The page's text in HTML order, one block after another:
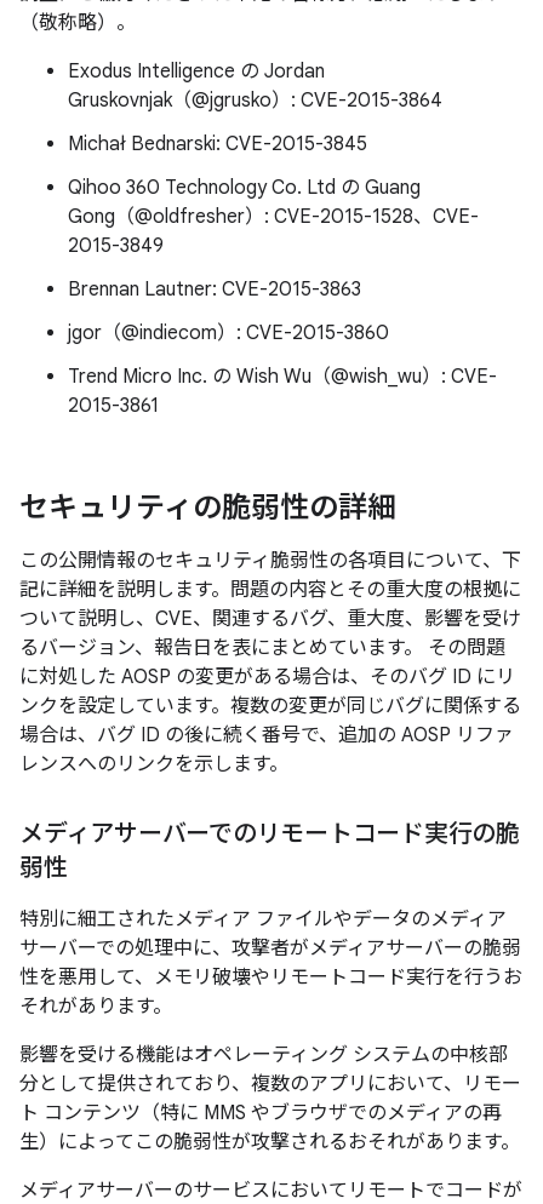
（敬称略）。
Exodus Intelligence の Jordan
Gruskovnjak（@jgrusko）: CVE-2015-3864
Michał Bednarski: CVE-2015-3845
Qihoo 360 Technology Co. Ltd の Guang
Gong（@oldfresher）: CVE-2015-1528、CVE-
2015-3849
Brennan Lautner: CVE-2015-3863
jgor（@indiecom）: CVE-2015-3860
Trend Micro Inc. の Wish Wu（@wish_wu）: CVE-
2015-3861
セキュリティの脆弱性の詳細
この公開情報のセキュリティ脆弱性の各項目について、下
記に詳細を説明します。問題の内容とその重大度の根拠に
ついて説明し、CVE、関連するバグ、重大度、影響を受け
るバージョン、報告日を表にまとめています。 その問題
に対処した AOSP の変更がある場合は、そのバグ ID にリ
ンクを設定しています。複数の変更が同じバグに関係する
場合は、バグ ID の後に続く番号で、追加の AOSP リファ
レンスへのリンクを示します。
メディアサーバーでのリモートコード実行の脆
弱性
特別に細工されたメディア ファイルやデータのメディア
サーバーでの処理中に、攻撃者がメディアサーバーの脆弱
性を悪用して、メモリ破壊やリモートコード実行を行うお
それがあります。
影響を受ける機能はオペレーティング システムの中核部
分として提供されており、複数のアプリにおいて、リモー
ト コンテンツ（特に MMS やブラウザでのメディアの再
生）によってこの脆弱性が攻撃されるおそれがあります。
メディアサーバーのサービスにおいてリモートでコードが